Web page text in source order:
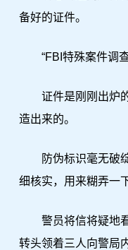
备好的证件。
“FBI特殊案件调查
证件是刚刚出炉的
造出来的。
防伪标识毫无破绽
细核实，用来糊弄一
警员将信将疑地看
转头领着三人向警局